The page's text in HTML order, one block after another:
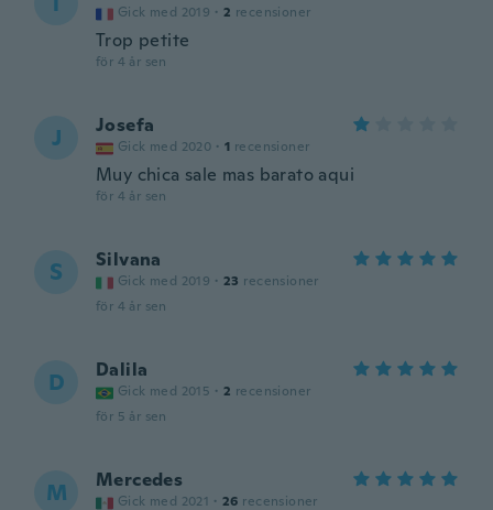
Gick med 2019 · 2 recensioner
Trop petite
för 4 år sen
J Josefa
Gick med 2020 · 1 recensioner
Muy chica sale mas barato aqui
för 4 år sen
S Silvana
Gick med 2019 · 23 recensioner
för 4 år sen
D Dalila
Gick med 2015 · 2 recensioner
för 5 år sen
M Mercedes
Gick med 2021 · 26 recensioner